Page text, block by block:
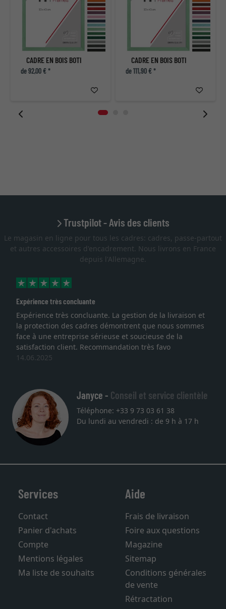
CADRE EN BOIS BOTI
de 92,00 € *
CADRE EN BOIS BOTI
de 111,90 € *
Trustpilot - Avis des clients
Le magasin en ligne pour tous les cadres: cadres, passe-partout
et autres accessoires d'encadrement. Nous livrons en France
depuis l'Allemagne.
très concluante
très concluante. La gestion de la livraison et
des cadres démontrent que nous sommes
une entreprise sérieuse et soucieuse de la
client. Recommandation très favo
Je
Janyce - Conseil et service clientèle
Téléphone: +33 9 73 03 61 38
Services
Contact
Panier d'achats
Compte
Mentions légales
Aide
Frais de livraison
Foire aux questions
Magazine
Sitemap
Conditions générales
de vente